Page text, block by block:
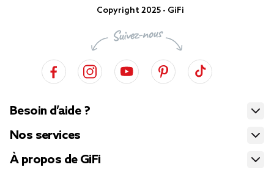
Copyright 2025 - GiFi
Besoin d’aide ?
Nos services
À propos de GiFi